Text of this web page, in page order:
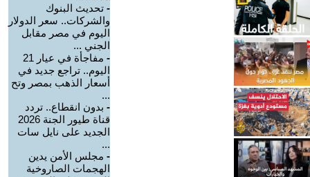
- تحديث البنوك
والشركات.. سعر الدولار
اليوم في مصر مقابل
الجني ...
-
مفاجأة في عيار 21
اليوم.. تراجع جديد في
أسعار الذهب بمصر وتح
...
- بدون انقطاع.. تردد
قناة طيور الجنة 2026
الجديد على نايل سات
...
- مجلس الأمن يدين
الهجمات الصاروخية